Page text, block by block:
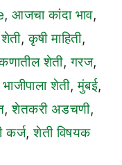
, आजचा कांदा भाव,
,कृषी माहिती,
शेती,गरज,
भाजीपाला शेती,मुंबई,
,शेतकरी अडचणी,
कर्ज,शेती विषयक